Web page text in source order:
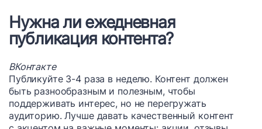
Нужна ли ежедневная
публикация контента?
ВКонтакте
Публикуйте 3-4 раза в неделю. Контент должен
быть разнообразным и полезным, чтобы
поддерживать интерес, но не перегружать
аудиторию. Лучше давать качественный контент